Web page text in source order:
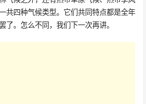
共四种气候类型。它们共同特点都是全年
了。怎么不同，我们下一次再讲。